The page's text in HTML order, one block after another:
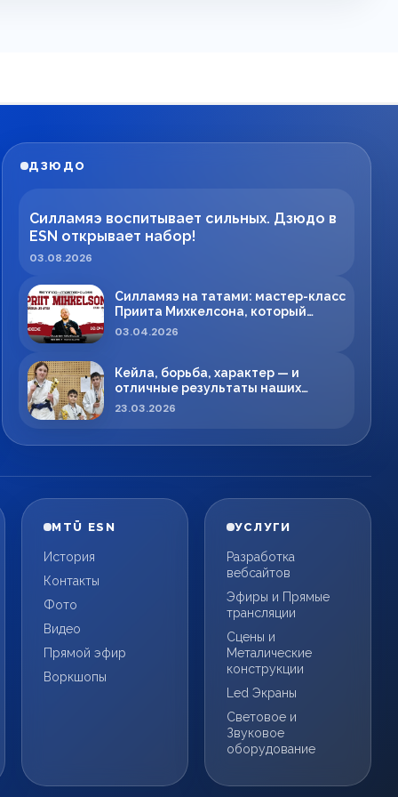
ДЗЮДО
Силламяэ воспитывает сильных. Дзюдо в
ESN открывает набор!
03.08.2026
Силламяэ на татами: мастер-класс
Приита Михкелсона, который
меняет правила игры в регионе
03.04.2026
Кейла, борьба, характер — и
отличные результаты наших
спортсменов!
23.03.2026
MTÜ ESN
История
Контакты
Фото
Видео
Прямой эфир
Воркшопы
УСЛУГИ
Разработка
вебсайтов
Эфиры и Прямые
трансляции
Сцены и
Металические
конструкции
Led Экраны
Световое и
Звуковое
оборудование